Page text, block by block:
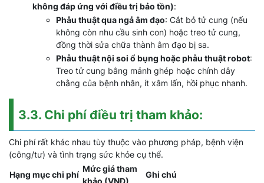
không đáp ứng với điều trị bảo tồn):
Phẫu thuật qua ngả âm đạo: Cắt bỏ tử cung (nếu
không còn nhu cầu sinh con) hoặc treo tử cung,
đồng thời sửa chữa thành âm đạo bị sa.
Phẫu thuật nội soi ổ bụng hoặc phẫu thuật robot:
Treo tử cung bằng mảnh ghép hoặc chính dây
chằng của bệnh nhân, ít xâm lấn, hồi phục nhanh.
3.3. Chi phí điều trị tham khảo:
Chi phí rất khác nhau tùy thuộc vào phương pháp, bệnh viện
(công/tư) và tình trạng sức khỏe cụ thể.
Hạng mục chi phí
Mức giá tham
khảo (VNĐ)
Ghi chú